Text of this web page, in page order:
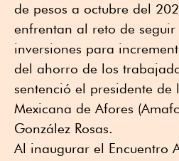
de pesos a octubre del
enfrentan al reto de
inversiones para
del ahorro de los
sentenció el presidente de
Mexicana de Afores
González Rosas.
Al inaugurar el Encuentro